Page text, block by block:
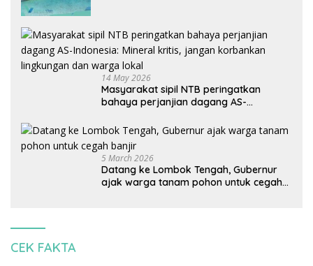
14 May 2026
Masyarakat sipil NTB peringatkan
bahaya perjanjian dagang AS-
korbankan lingkungan dan warga lokal
5 March 2026
Datang ke Lombok Tengah, Gubernur
ajak warga tanam pohon untuk cegah
CEK FAKTA